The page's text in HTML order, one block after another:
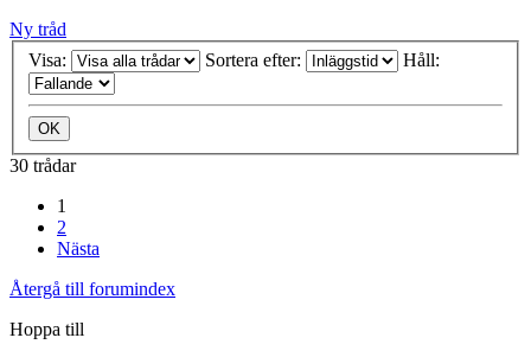
Ny tråd
Visa:
Sortera efter: Håll:
30 trådar
1
2
Nästa
Återgå till forumindex
Hoppa till